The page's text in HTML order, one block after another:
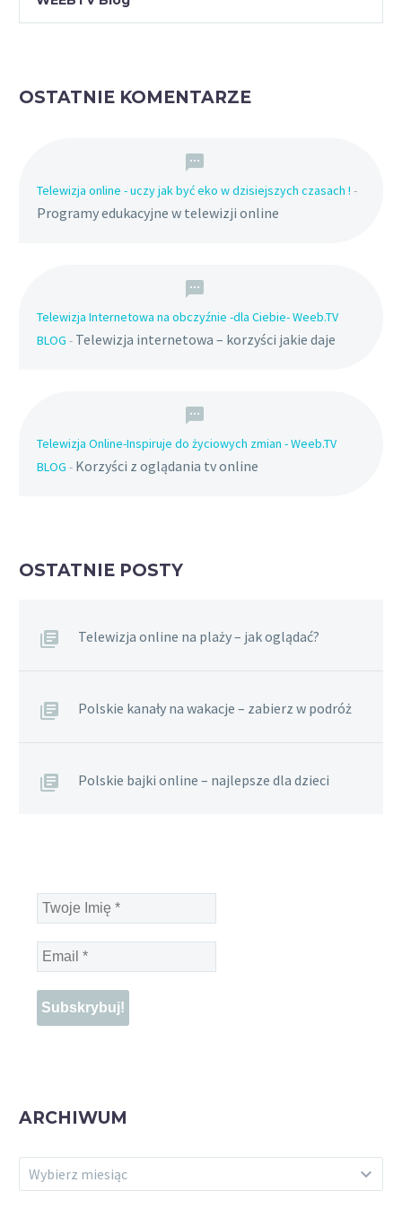
OSTATNIE KOMENTARZE
Telewizja online - uczy jak być eko w dzisiejszych czasach ! -
Programy edukacyjne w telewizji online
Telewizja Internetowa na obczyźnie -dla Ciebie- Weeb.TV
BLOG - Telewizja internetowa – korzyści jakie daje
Telewizja Online-Inspiruje do życiowych zmian - Weeb.TV
BLOG - Korzyści z oglądania tv online
OSTATNIE POSTY
Telewizja online na plaży – jak oglądać?
Polskie kanały na wakacje – zabierz w podróż
Polskie bajki online – najlepsze dla dzieci
Twoje
Imię
*
Email
*
ARCHIWUM
ARCHIWUM
Wybierz miesiąc